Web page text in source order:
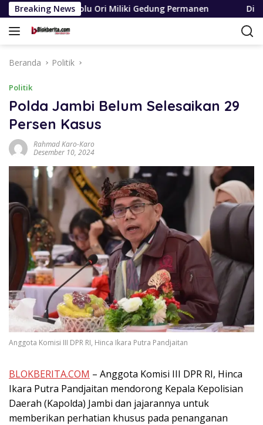
Langsung
ke
konten
Breaking News
Ori Miliki Gedung Permanen Dinas SDABMBK
Beranda Politik
Politik
Polda Jambi Belum Selesaikan 29
Persen Kasus
Rahmad Karo-Karo
Desember 10, 2024
Anggota Komisi III DPR RI, Hinca Ikara Putra Pandjaitan
BLOKBERITA.COM – Anggota Komisi III DPR RI, Hinca
Ikara Putra Pandjaitan mendorong Kepala Kepolisian
Daerah (Kapolda) Jambi dan jajarannya untuk
memberikan perhatian khusus pada penanganan